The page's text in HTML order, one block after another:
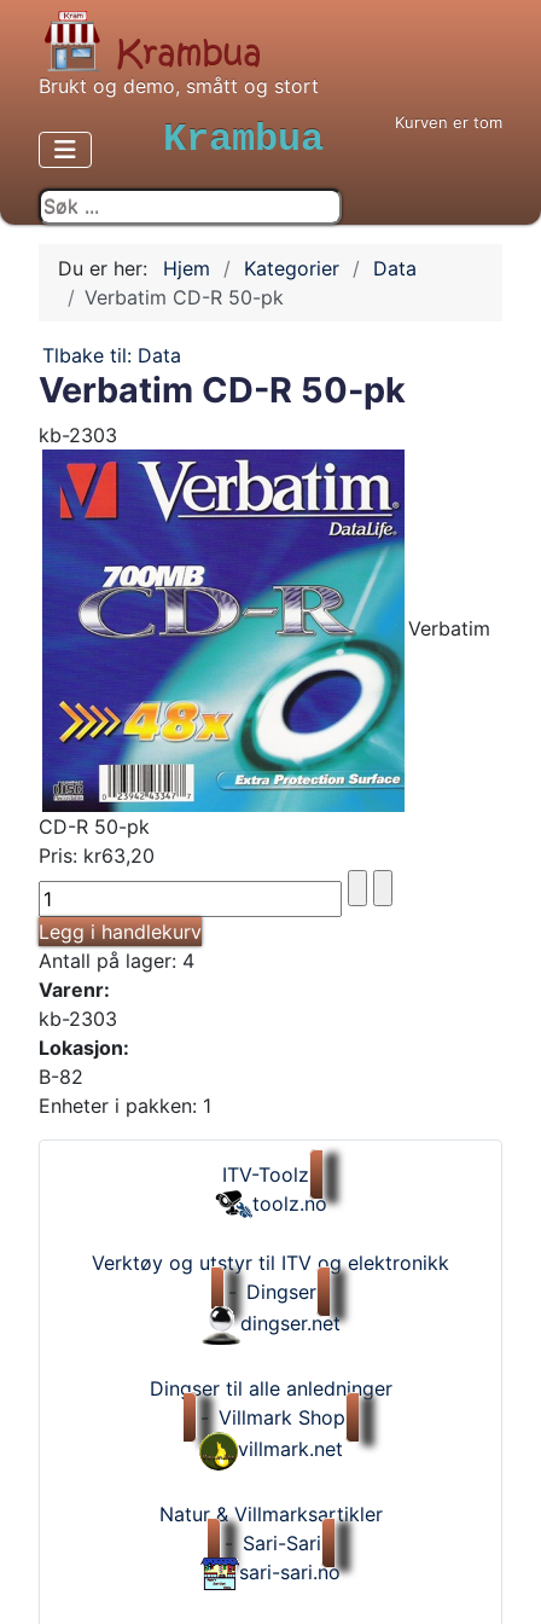
Brukt og demo, smått og stort
Krambua Kurven er tom
Du er her: Hjem Kategorier
Data
Verbatim CD-R 50-pk
Tlbake til: Data
Verbatim CD-R 50-pk
kb-2303
Verbatim
CD-R 50-pk
Pris: kr63,20
Antall på lager: 4
Varenr:
kb-2303
Lokasjon:
B-82
Enheter i pakken: 1
ITV-Toolz
toolz.no
Verktøy og utstyr til ITV og elektronikk
- Dingser
dingser.net
Dingser til alle anledninger
- Villmark Shop
villmark.net
Natur & Villmarksartikler
- Sari-Sari
sari-sari.no